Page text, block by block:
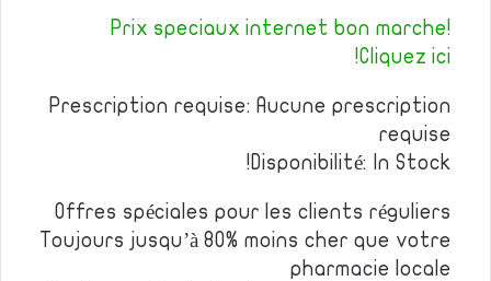
Prix speciaux internet bon marche!
Cliquez ici!
Prescription requise: Aucune prescription
requise
Disponibilité: In Stock!
Offres spéciales pour les clients réguliers
Toujours jusqu’à 80% moins cher que votre
pharmacie locale